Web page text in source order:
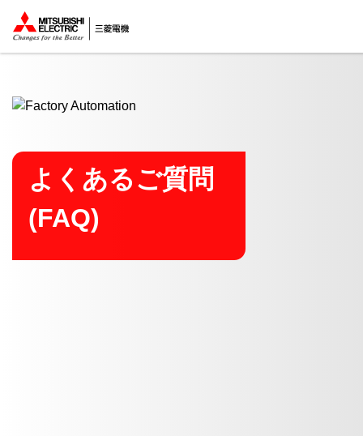
ここから本文
よくあるご質問
(FAQ)